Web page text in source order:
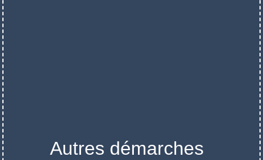
Autres démarches